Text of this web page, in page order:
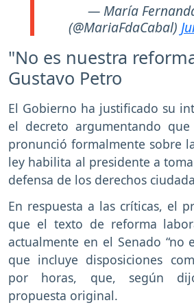
— María
(@MariaFdaCabal)
"No es nuestra
Gustavo Petro
El Gobierno ha justificado su
el decreto argumentando
pronunció formalmente sobre
ley habilita al presidente a
defensa de los derechos
En respuesta a las críticas, el
que el texto de reforma
actualmente en el Senado “no
que incluye disposiciones
por horas, que, según
propuesta original.